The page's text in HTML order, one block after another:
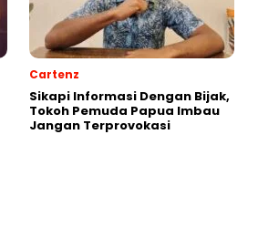
Cartenz
Sikapi Informasi Dengan Bijak,
Tokoh Pemuda Papua Imbau
Jangan Terprovokasi